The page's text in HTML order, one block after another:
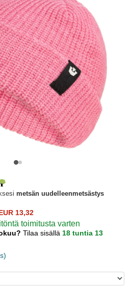
metsän uudelleenmetsästys
13,32
toimitusta varten
Tilaa sisällä 18 tuntia 13